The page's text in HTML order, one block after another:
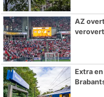
AZ
Extra